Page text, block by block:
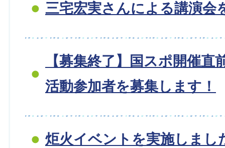
三宅宏実さんによる講演会
【募集終了】国スポ開催直
活動参加者を募集します！
炬火イベントを実施しまし